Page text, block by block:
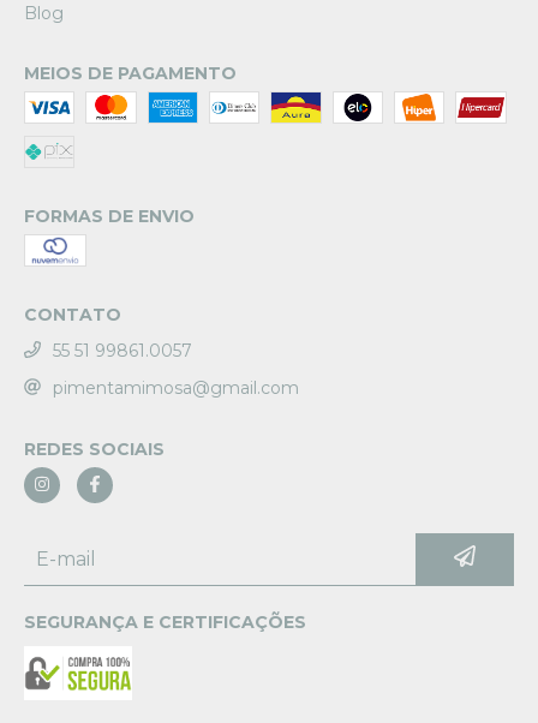
Blog
MEIOS DE PAGAMENTO
FORMAS DE ENVIO
CONTATO
55 51 99861.0057
pimentamimosa@gmail.com
REDES SOCIAIS
SEGURANÇA E CERTIFICAÇÕES